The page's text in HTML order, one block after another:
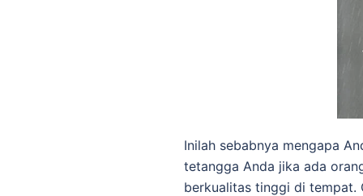
Inilah sebabnya mengapa
tetangga Anda jika ada
berkualitas tinggi di tempat.